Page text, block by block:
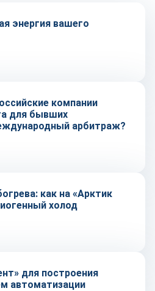
энергия вашего
компании
для бывших
арбитраж?
как на «Арктик
холод
для построения
автоматизации